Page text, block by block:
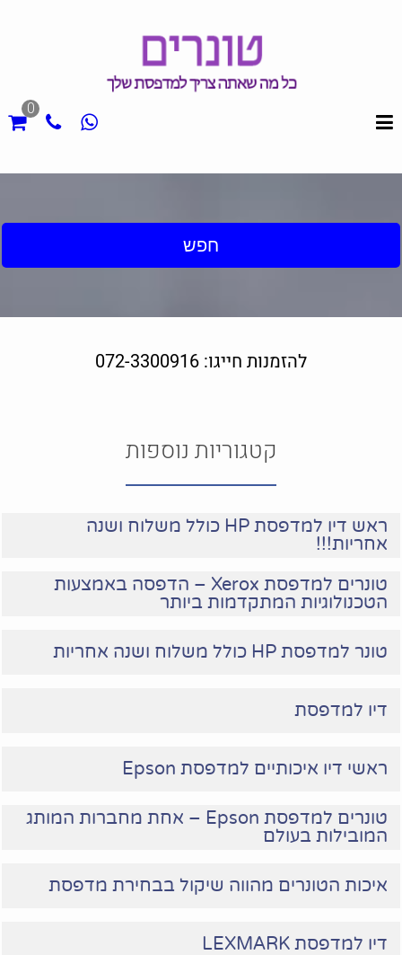
0
חפש
להזמנות חייגו: 072-3300916
קטגוריות נוספות
ראש דיו למדפסת HP כולל משלוח ושנה
אחריות!!!
טונרים למדפסת Xerox – הדפסה באמצעות
הטכנולוגיות המתקדמות ביותר
טונר למדפסת HP כולל משלוח ושנה אחריות
דיו למדפסת
ראשי דיו איכותיים למדפסת Epson
טונרים למדפסת Epson – אחת מחברות המותג
המובילות בעולם
איכות הטונרים מהווה שיקול בבחירת מדפסת
דיו למדפסת LEXMARK